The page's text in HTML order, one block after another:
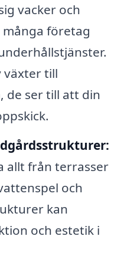
vacker och
företag
växter till
de ser till att din
allt från terrasser
och
kan
och estetik i